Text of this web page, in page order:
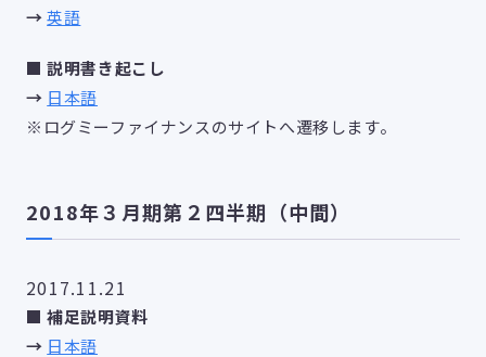
→ 英語
■説明書き起こし
→ 日本語
※ ログミーファイナンスのサイトへ遷移します。
2018年３月期第２四半期（中間）
2017.11.21
■ 補足説明資料
→ 日本語